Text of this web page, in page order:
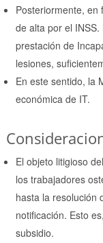
Posteriormente,
de alta por el
prestación de
lesiones,
En este sentido, la
económica de IT.
El objeto litigioso
los trabajadores
hasta la resolución
notificación. Esto
subsidio.